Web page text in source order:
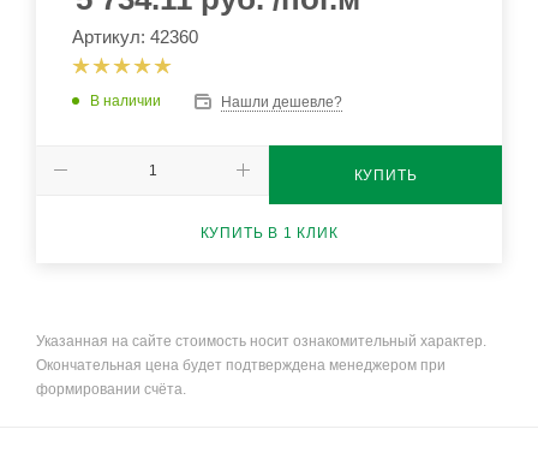
Артикул: 42360
В наличии Нашли дешевле?
КУПИТЬ
КУПИТЬ В 1 КЛИК
Указанная на сайте стоимость носит ознакомительный характер.
Окончательная цена будет подтверждена менеджером при
формировании счёта.